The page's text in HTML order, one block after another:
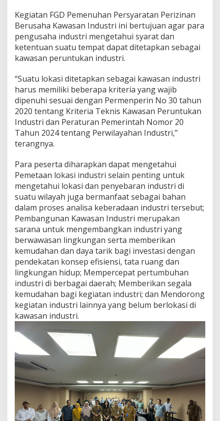
u
r
a
Kegiatan FGD Pemenuhan Persyaratan Perizinan
Berusaha Kawasan Industri ini bertujuan agar para
pengusaha industri mengetahui syarat dan
ketentuan suatu tempat dapat ditetapkan sebagai
kawasan peruntukan industri.
“Suatu lokasi ditetapkan sebagai kawasan industri
harus memiliki beberapa kriteria yang wajib
dipenuhi sesuai dengan Permenperin No 30 tahun
2020 tentang Kriteria Teknis Kawasan Peruntukan
Industri dan Peraturan Pemerintah Nomor 20
Tahun 2024 tentang Perwilayahan Industri,”
terangnya.
Para peserta diharapkan dapat mengetahui
Pemetaan lokasi industri selain penting untuk
mengetahui lokasi dan penyebaran industri di
suatu wilayah juga bermanfaat sebagai bahan
dalam proses analisa keberadaan industri tersebut;
Pembangunan Kawasan Industri merupakan
sarana untuk mengembangkan industri yang
berwawasan lingkungan serta memberikan
kemudahan dan daya tarik bagi investasi dengan
pendekatan konsep efisiensi, tata ruang dan
lingkungan hidup; Mempercepat pertumbuhan
industri di berbagai daerah; Memberikan segala
kemudahan bagi kegiatan industri; dan Mendorong
kegiatan industri lainnya yang belum berlokasi di
kawasan industri.